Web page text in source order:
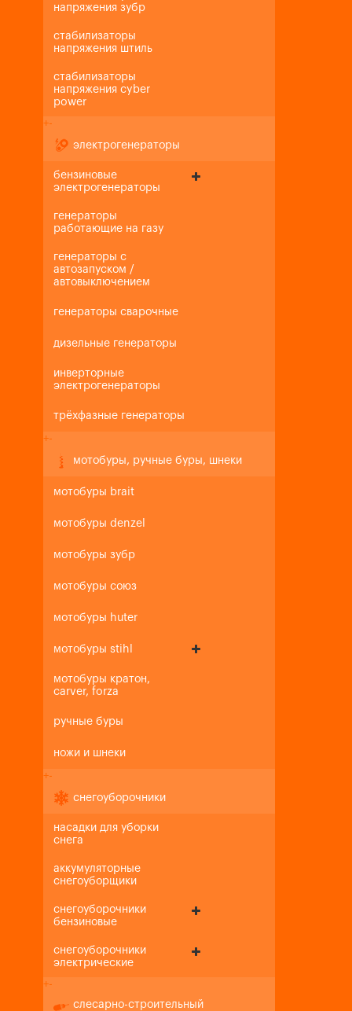
напряжения зубр
стабилизаторы
напряжения штиль
стабилизаторы
напряжения cyber
power
+-
электрогенераторы
бензиновые
электрогенераторы
генераторы
работающие на газу
генераторы с
автозапуском /
автовыключением
генераторы сварочные
дизельные генераторы
инверторные
электрогенераторы
трёхфазные генераторы
+-
мотобуры, ручные буры, шнеки
мотобуры brait
мотобуры denzel
мотобуры зубр
мотобуры союз
мотобуры huter
мотобуры stihl
мотобуры кратон,
carver, forza
ручные буры
ножи и шнеки
+-
снегоуборочники
насадки для уборки
снега
аккумуляторные
снегоуборщики
снегоуборочники
бензиновые
снегоуборочники
электрические
+-
слесарно-строительный